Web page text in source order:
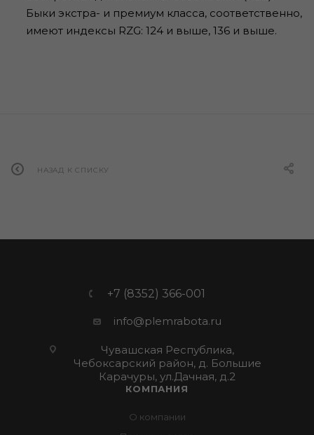
Быки экстра- и премиум класса, соответственно,
имеют индексы RZG: 124 и выше, 136 и выше.
НАЗАД К СПИСКУ
+7 (8352) 366-001
info@plemrabota.ru
Чувашская Республика,
Чебоксарский район, д. Большие
Карачуры, ул.Дачная, д.2
КОМПАНИЯ
О компании